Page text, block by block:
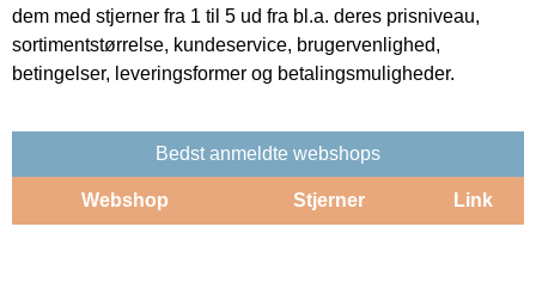
dem med stjerner fra 1 til 5 ud fra bl.a. deres prisniveau,
sortimentstørrelse, kundeservice, brugervenlighed,
betingelser, leveringsformer og betalingsmuligheder.
Bedst anmeldte webshops
Webshop Stjerner Link